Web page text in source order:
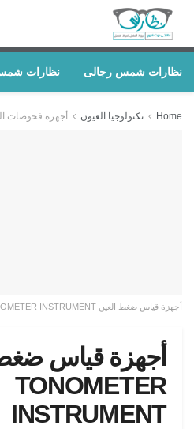
نظارات شمس رجالى نظارات
Home تكنولوجيا العيون أجهزة فحوصات
أجهزة قياس ضغط العين TONOMETER INSTRUMENT
أجهزة قياس
TONOMETER
INSTRUMENT